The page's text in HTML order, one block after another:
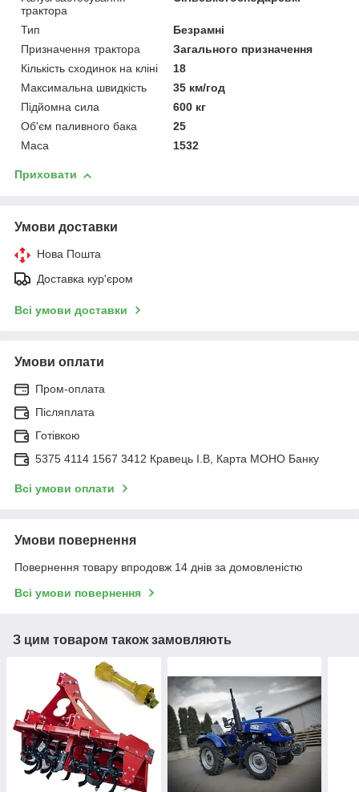
трактора
Тип
Безрамні
Призначення трактора
Загального призначення
Кількість сходинок на кліні
18
Максимальна швидкість
35 км/год
Підйомна сила
600 кг
Об'єм паливного бака
25
Маса
1532
Приховати
Умови доставки
Нова Пошта
Доставка кур'єром
Всі умови доставки
Умови оплати
Пром-оплата
Післяплата
Готівкою
5375 4114 1567 3412 Кравець І.В, Карта МОНО Банку
Всі умови оплати
Умови повернення
Повернення товару впродовж 14 днів за домовленістю
Всі умови повернення
З цим товаром також замовляють